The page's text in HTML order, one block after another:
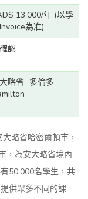
13,000/年 (以學
為准)
認
略省 多倫多
略省哈密爾頓市，
，為安大略省境內
50,000名學生，共
供眾多不同的課